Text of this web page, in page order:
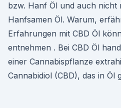
bzw. Hanf Öl und auch nicht
Hanfsamen Öl. Warum,
Erfahrungen mit CBD Öl
entnehmen . Bei CBD Öl
einer Cannabispflanze
Cannabidiol (CBD), das in Öl